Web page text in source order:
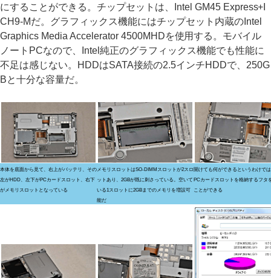
にすることができる。チップセットは、Intel GM45 Express+I
CH9-Mだ。グラフィックス機能にはチップセット内蔵のIntel
Graphics Media Accelerator 4500MHDを使用する。モバイル
ノートPCなので、Intel純正のグラフィックス機能でも性能に
不足は感じない。HDDはSATA接続の2.5インチHDDで、250G
Bと十分な容量だ。
本体を底面から見て、右上がバッテリ、その
左がHDD、左下がPCカードスロット、右下
がメモリスロットとなっている
メモリスロットはSO-DIMMスロットが2スロ
ットあり、2GBが既に刺さっている。空いて
いる1スロットに2GBまでのメモリを増設可
能だ
開けても何ができるというわけで
PCカードスロットを格納するフタ
ことができる